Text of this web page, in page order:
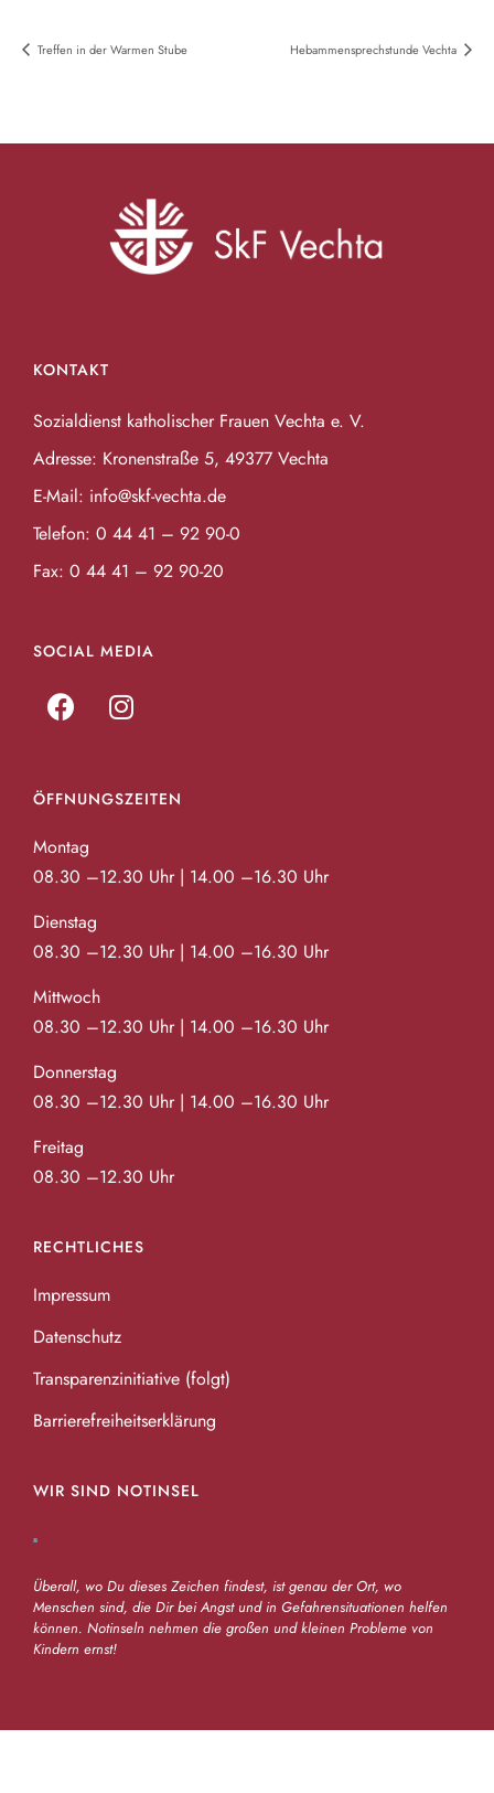
Treffen in der Warmen Stube Hebammensprechstunde Vechta
KONTAKT
Sozialdienst katholischer Frauen Vechta e. V.
Adresse: Kronenstraße 5, 49377 Vechta
E-Mail: info@skf-vechta.de
Telefon: 0 44 41 – 92 90-0
Fax: 0 44 41 – 92 90-20
SOCIAL MEDIA
ÖFFNUNGSZEITEN
Montag
08.30 –12.30 Uhr | 14.00 –16.30 Uhr
Dienstag
08.30 –12.30 Uhr | 14.00 –16.30 Uhr
Mittwoch
08.30 –12.30 Uhr | 14.00 –16.30 Uhr
Donnerstag
08.30 –12.30 Uhr | 14.00 –16.30 Uhr
Freitag
08.30 –12.30 Uhr
RECHTLICHES
Impressum
Datenschutz
Transparenzinitiative (folgt)
Barrierefreiheitserklärung
WIR SIND NOTINSEL
Überall, wo Du dieses Zeichen findest, ist genau der Ort, wo
Menschen sind, die Dir bei Angst und in Gefahrensituationen helfen
können. Notinseln nehmen die großen und kleinen Probleme von
Kindern ernst!